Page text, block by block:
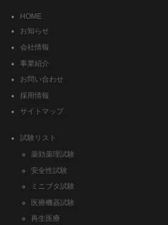
HOME
お知らせ
会社情報
事業紹介
お問い合わせ
採用情報
サイトマップ
試験リスト
薬効薬理試験
安全性試験
ミニブタ試験
医療機器試験
再生医療